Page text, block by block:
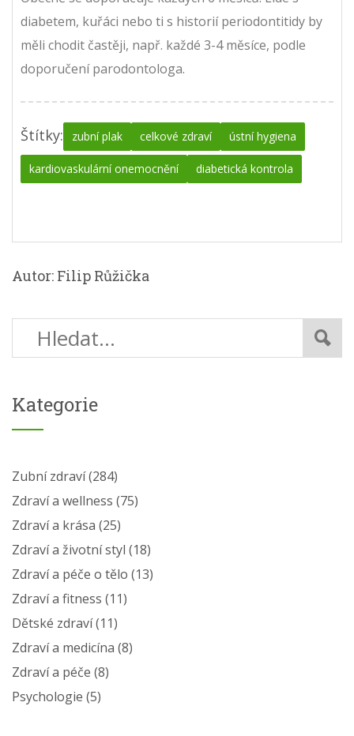
diabetem, kuřáci nebo ti s historií periodontitidy by
měli chodit častěji, např. každé 3-4 měsíce, podle
doporučení parodontologa.
Štítky: zubní plak celkové zdraví ústní hygiena
kardiovaskulární onemocnění diabetická kontrola
Autor: Filip Růžička
Kategorie
Zubní zdraví(284)
Zdraví a wellness (75)
Zdraví a krása (25)
Zdraví a životní styl (18)
Zdraví a péče o tělo (13)
Zdraví a fitness (11)
Dětské zdraví(11)
Zdraví a medicína (8)
Zdraví a péče (8)
Psychologie (5)